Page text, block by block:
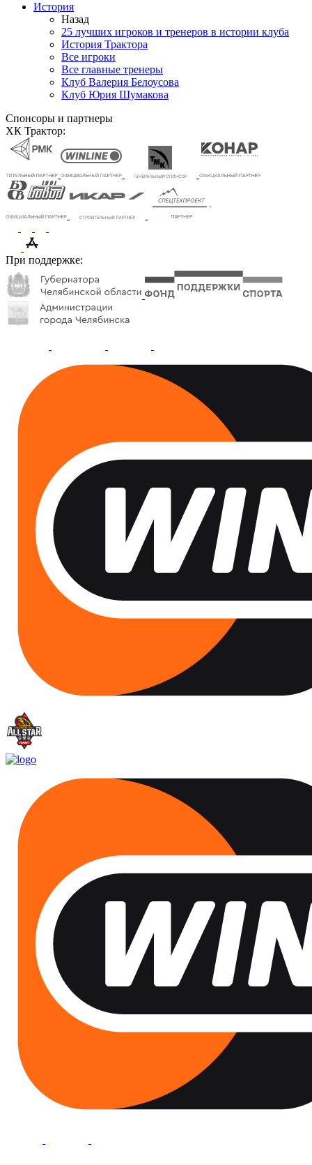
История
Назад
25 лучших игроков и тренеров в истории клуба
История Трактора
Все игроки
Все главные тренеры
Клуб Валерия Белоусова
Клуб Юрия Шумакова
Спонсоры и партнеры
ХК Трактор:
При поддержке: